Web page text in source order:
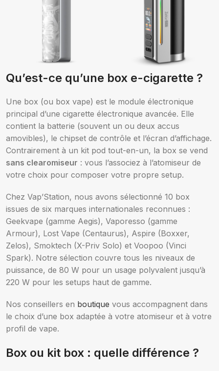
Choix des options Choix des options
Qu’est-ce qu’une box e-cigarette ?
Une box (ou box vape) est le module électronique
principal d’une cigarette électronique avancée. Elle
contient la batterie (souvent un ou deux accus
amovibles), le chipset de contrôle et l’écran d’affichage.
Contrairement à un kit pod tout-en-un, la box se vend
sans clearomiseur : vous l’associez à l’atomiseur de
votre choix pour composer votre propre setup.
Chez Vap’Station, nous avons sélectionné 10 box
issues de six marques internationales reconnues :
Geekvape (gamme Aegis), Vaporesso (gamme
Armour), Lost Vape (Centaurus), Aspire (Boxxer,
Zelos), Smoktech (X-Priv Solo) et Voopoo (Vinci
Spark). Notre sélection couvre tous les niveaux de
puissance, de 80 W pour un usage polyvalent jusqu’à
220 W pour les setups haut de gamme.
Nos conseillers en boutique vous accompagnent dans
le choix d’une box adaptée à votre atomiseur et à votre
profil de vape.
Box ou kit box : quelle différence ?